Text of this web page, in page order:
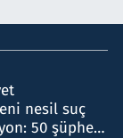
nesil suç
50 şüpheli